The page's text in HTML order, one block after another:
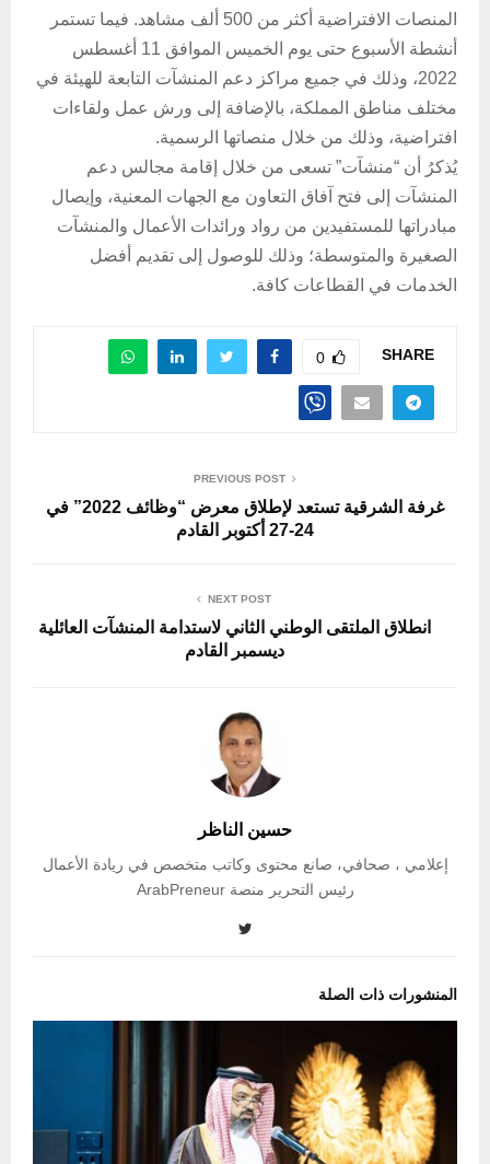
المنصات الافتراضية أكثر من 500 ألف مشاهد. فيما تستمر
أنشطة الأسبوع حتى يوم الخميس الموافق 11 أغسطس
2022، وذلك في جميع مراكز دعم المنشآت التابعة للهيئة في
مختلف مناطق المملكة، بالإضافة إلى ورش عمل ولقاءات
افتراضية، وذلك من خلال منصاتها الرسمية.
يُذكرُ أن “منشآت” تسعى من خلال إقامة مجالس دعم
المنشآت إلى فتح آفاق التعاون مع الجهات المعنية، وإيصال
مبادراتها للمستفيدين من رواد ورائدات الأعمال والمنشآت
الصغيرة والمتوسطة؛ وذلك للوصول إلى تقديم أفضل
الخدمات في القطاعات كافة.
SHARE
0
PREVIOUS POST
غرفة الشرقية تستعد لإطلاق معرض “وظائف 2022” في
24-27 أكتوبر القادم
NEXT POST
انطلاق الملتقى الوطني الثاني لاستدامة المنشآت العائلية
ديسمبر القادم
حسين الناظر
إعلامي ، صحافي، صانع محتوى وكاتب متخصص في ريادة الأعمال
رئيس التحرير منصة ArabPreneur
المنشورات ذات الصلة